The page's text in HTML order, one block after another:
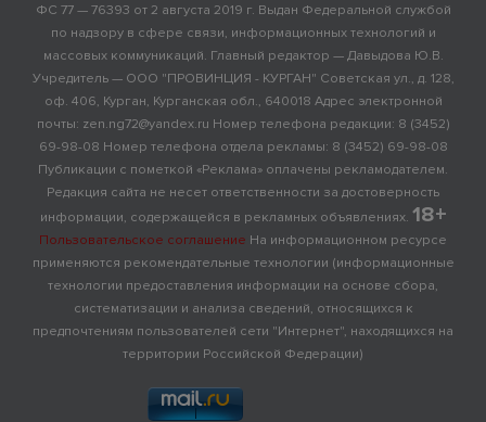
ФС 77 — 76393 от 2 августа 2019 г. Выдан Федеральной службой
по надзору в сфере связи, информационных технологий и
массовых коммуникаций. Главный редактор — Давыдова Ю.В.
Учредитель — ООО "ПРОВИНЦИЯ - КУРГАН" Советская ул., д. 128,
оф. 406, Курган, Курганская обл., 640018 Адрес электронной
почты: zen.ng72@yandex.ru Номер телефона редакции: 8 (3452)
69-98-08 Номер телефона отдела рекламы: 8 (3452) 69-98-08
Публикации с пометкой «Реклама» оплачены рекламодателем.
Редакция сайта не несет ответственности за достоверность
информации, содержащейся в рекламных объявлениях. 18+
Пользовательское соглашение На информационном ресурсе
применяются рекомендательные технологии (информационные
технологии предоставления информации на основе сбора,
систематизации и анализа сведений, относящихся к
предпочтениям пользователей сети "Интернет", находящихся на
территории Российской Федерации)